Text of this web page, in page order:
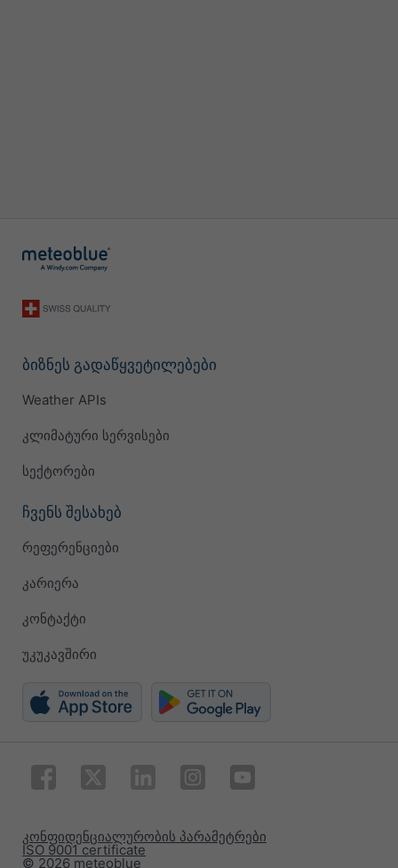
ბიზნეს გადაწყვეტილებები
Weather APIs
კლიმატური სერვისები
სექტორები
ჩვენს შესახებ
რეფერენციები
კარიერა
კონტაქტი
უკუკავშირი
© 2026 meteoblue
ISO 9001 certificate
კონფიდენციალურობის პარამეტრები